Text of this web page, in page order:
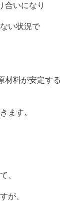
合いになり
い状況で
材料が安定する
ます。
、
が、